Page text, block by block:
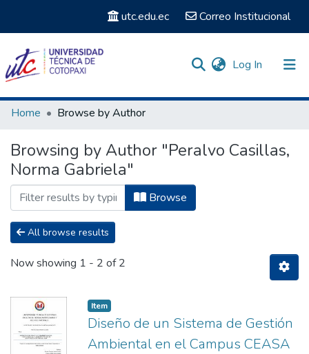
utc.edu.ec Correo Institucional
Log In (current)
Communities & Collections
Home Browse by Author
Browsing by Author "Peralvo Casillas,
Norma Gabriela"
Browse
All browse results
Now showing 1 - 2 of 2
Item
Diseño de un Sistema de Gestión
Ambiental en el Campus CEASA